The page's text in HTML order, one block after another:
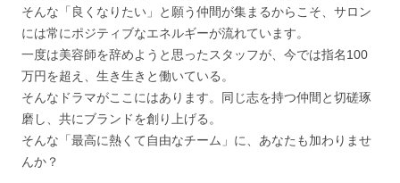
そんな「良くなりたい」と願う仲間が集まるからこそ、サロン
には常にポジティブなエネルギーが流れています。
一度は美容師を辞めようと思ったスタッフが、今では指名100
万円を超え、生き生きと働いている。
そんなドラマがここにはあります。同じ志を持つ仲間と切磋琢
磨し、共にブランドを創り上げる。
そんな「最高に熱くて自由なチーム」に、あなたも加わりませ
んか？